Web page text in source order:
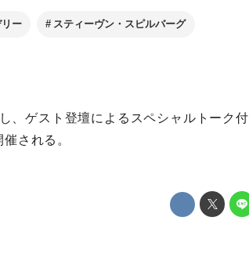
ー スティーヴン・スピルバーグ
、ゲスト登壇によるスペシャルトーク付
される。